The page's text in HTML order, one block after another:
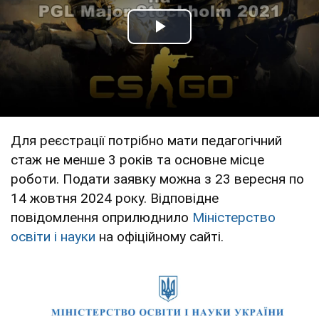
Play Video
Для реєстрації потрібно мати педагогічний
стаж не менше 3 років та основне місце
роботи. Подати заявку можна з 23 вересня по
14 жовтня 2024 року. Відповідне
повідомлення оприлюднило Міністерство
освіти і науки на офіційному сайті.